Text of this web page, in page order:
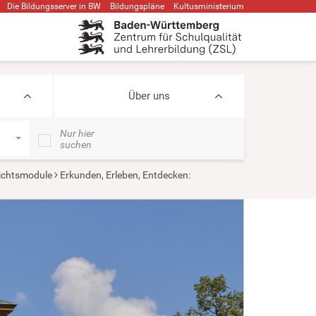
Die Bildungsserver in BW Bildungspläne Kultusministerium
Über uns
Nur hier
suchen
Erkunden, Erleben, Entdecken: